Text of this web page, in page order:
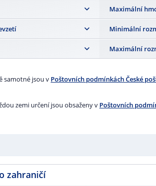
Maximální
2 kg
Minimální
14 × 9 cm
Pro zásilku
Maximální
nesmí
samotné jsou v Poštovních podmínkách České
zemi určení jsou obsaženy v Poštovních
zahraničí